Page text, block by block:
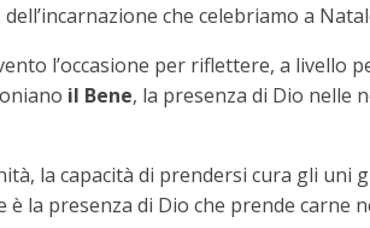
che celebriamo a
l’occasione per riflettere, a livello
il Bene, la presenza di Dio nelle
la capacità di prendersi cura gli uni
la presenza di Dio che prende carne